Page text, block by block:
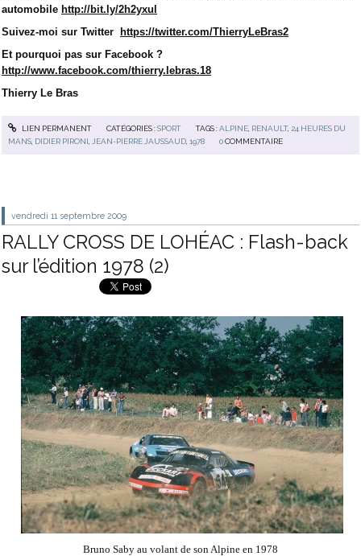
automobile http://bit.ly/2h2yxul
Suivez-moi sur Twitter
https://twitter.com/ThierryLeBras2
Et pourquoi pas sur Facebook ?
http://www.facebook.com/thierry.lebras.18
Thierry Le Bras
LIEN PERMANENT CATÉGORIES :SPORT TAGS :ALPINE RENAULT, 24 HEURES DU
MANS DIDIER PIRONI JEAN-PIERRE JAUSSAUD ,1978 0 COMMENTAIRE
vendredi 11 septembre 2009
RALLY CROSS DE LOHÉAC : Flash-back
sur l’édition 1978 (2)
Bruno Saby au volant de son Alpine en 1978